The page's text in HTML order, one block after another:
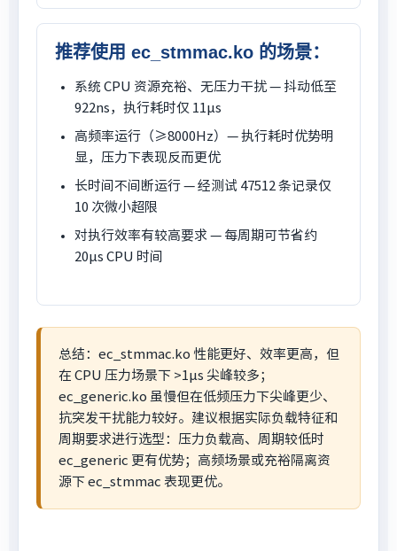
推荐使用 ec_stmmac.ko 的场景：
系统 CPU 资源充裕、无压力干扰 — 抖动低至
922ns，执行耗时仅 11μs
高频率运行（≥8000Hz）— 执行耗时优势明
显，压力下表现反而更优
长时间不间断运行 — 经测试 47512 条记录仅
10 次微小超限
对执行效率有较高要求 — 每周期可节省约
20μs CPU 时间
总结：ec_stmmac.ko 性能更好、效率更高，但
在 CPU 压力场景下 >1μs 尖峰较多；
ec_generic.ko 虽慢但在低频压力下尖峰更少、
抗突发干扰能力较好。建议根据实际负载特征和
周期要求进行选型：压力负载高、周期较低时
ec_generic 更有优势；高频场景或充裕隔离资
源下 ec_stmmac 表现更优。